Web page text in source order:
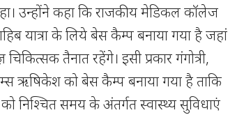
उन्होंने कहा कि राजकीय मेडिकल कॉलेज
यात्रा के लिये बेस कैम्प बनाया गया है जहां
तैनात रहेंगे। इसी प्रकार गंगोत्री,
ऋषिकेश को बेस कैम्प बनाया गया है ताकि
निश्चित समय के अंतर्गत स्वास्थ्य सुविधाएं